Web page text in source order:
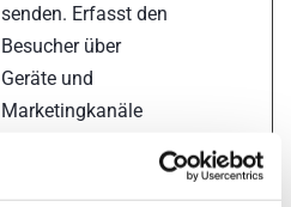
senden. Erfasst den
Besucher über
Geräte und
Marketingkanäle
2 Jahre